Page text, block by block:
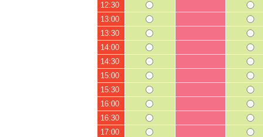
12:30
13:00
13:30
14:00
14:30
15:00
15:30
16:00
16:30
17:00